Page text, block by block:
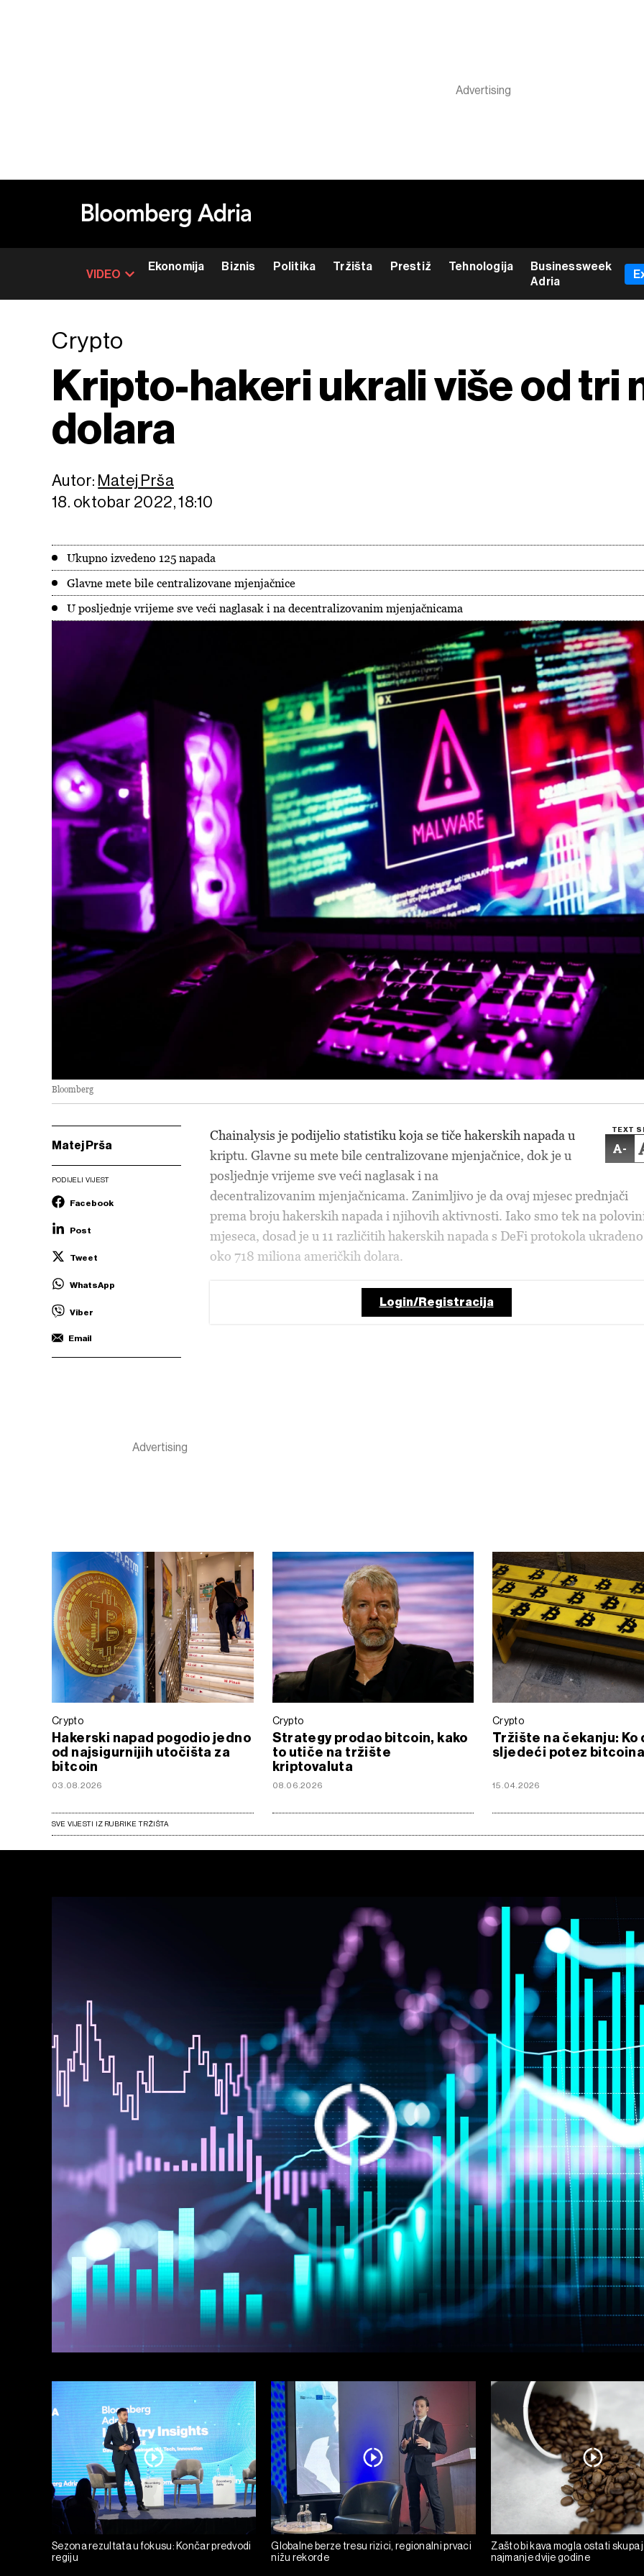
VIDEO
Ekonomija Biznis Politika Tržišta Prestiž Tehnologija
Businessweek
Adria
Crypto
Kripto-hakeri ukrali više od tri
dolara
Autor: Matej Prša
18. oktobar 2022, 18:10
Ukupno izvedeno 125 napada
Glavne mete bile centralizovane mjenjačnice
U posljednje vrijeme sve veći naglasak i na decentralizovanim mjenjačnicama
Bloomberg
Matej Prša
PODIJELI VIJEST
Facebook
Post
Tweet
WhatsApp
Viber
Email
TEXT
-
Chainalysis je podijelio statistiku koja se tiče hakerskih napada u
kriptu. Glavne su mete bile centralizovane mjenjačnice, dok je u
posljednje vrijeme sve veći naglasak i na
decentralizovanim mjenjačnicama. Zanimljivo je da ovaj mjesec prednjači
prema broju hakerskih napada i njihovih aktivnosti. Iako smo tek na
mjeseca, dosad je u 11 različitih hakerskih napada s DeFi protokola ukradeno
oko 718 miliona američkih dolara.
Login/Registracija
Crypto
Hakerski napad pogodio jedno
od najsigurnijih utočišta za
bitcoin
03.08.2026
Crypto
Strategy prodao bitcoin, kako
to utiče na tržište
kriptovaluta
08.06.2026
Crypto
Tržište na čekanju: Ko
sljedeći potez bitcoina
15.04.2026
SVE VIJESTI IZ RUBRIKE TRŽIŠTA
Sezona rezultata u fokusu: Končar predvodi
regiju
Globalne berze tresu rizici, regionalni prvaci
nižu rekorde
Zašto bi kava mogla ostati skupa
najmanje dvije godine